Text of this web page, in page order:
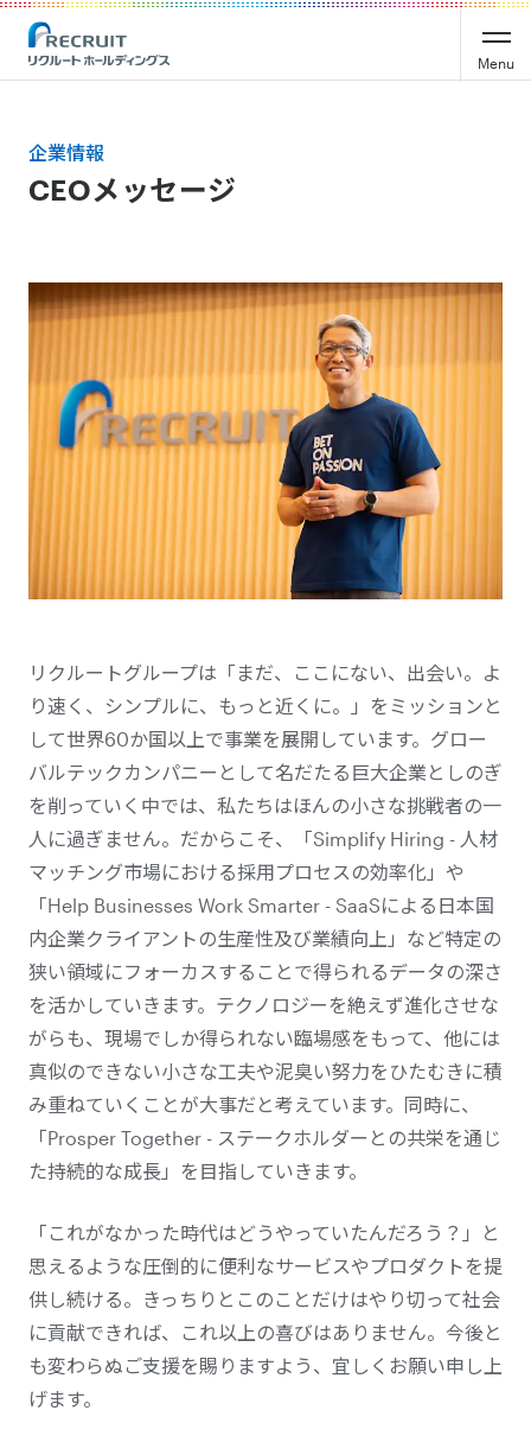
Menu
企業情報
CEOメッセージ
リクルートグループは「まだ、ここにない、出会い。よ
り速く、シンプルに、もっと近くに。」をミッションと
して世界60か国以上で事業を展開しています。グロー
バルテックカンパニーとして名だたる巨大企業としのぎ
を削っていく中では、私たちはほんの小さな挑戦者の一
人に過ぎません。だからこそ、「Simplify Hiring - 人材
マッチング市場における採用プロセスの効率化」や
「Help Businesses Work Smarter - SaaSによる日本国
内企業クライアントの生産性及び業績向上 」など特定の
狭い領域にフォーカスすることで得られるデータの深さ
を活かしていきます。テクノロジーを絶えず進化させな
がらも、現場でしか得られない臨場感をもって、他には
真似のできない小さな工夫や泥臭い努力をひたむきに積
み重ねていくことが大事だと考えています。同時に、
「Prosper Together - ステークホルダーとの共栄を通じ
た持続的な成長」を目指していきます。
「これがなかった時代はどうやっていたんだろう？」と
思えるような圧倒的に便利なサービスやプロダクトを提
供し続ける。きっちりとこのことだけはやり切って社会
に貢献できれば、これ以上の喜びはありません。今後と
も変わらぬご支援を賜りますよう、宜しくお願い申し上
げます。